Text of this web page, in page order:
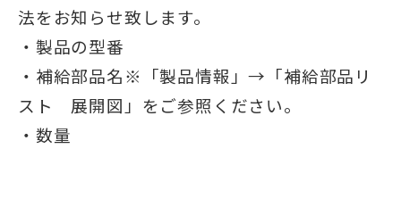
法をお知らせ致します。
・製品の型番
・補給部品名※「製品情報」→「補給部品リ
スト 展開図」をご参照ください。
・数量